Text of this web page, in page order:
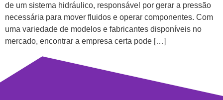
de um sistema hidráulico, responsável por gerar a pressão
necessária para mover fluidos e operar componentes. Com
uma variedade de modelos e fabricantes disponíveis no
mercado, encontrar a empresa certa pode […]